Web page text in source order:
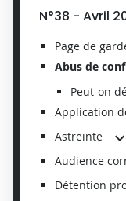
N°38 - Avril
Page de
Abus de
Peut-on
Application
Astreinte
Audience
Détention